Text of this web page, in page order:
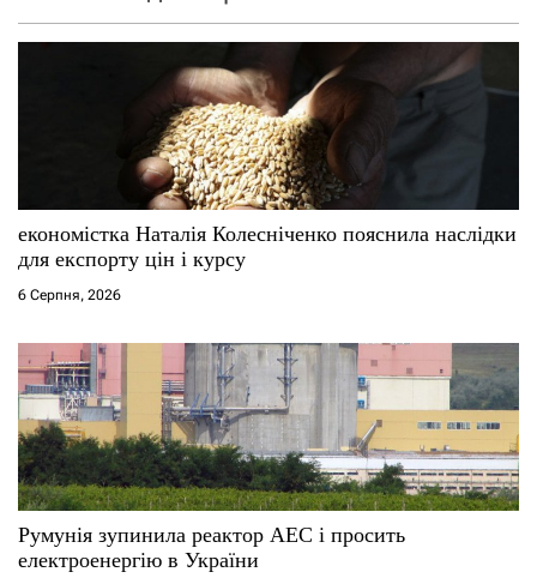
економістка Наталія Колесніченко пояснила наслідки
для експорту цін і курсу
6 Серпня, 2026
Румунія зупинила реактор АЕС і просить
електроенергію в України